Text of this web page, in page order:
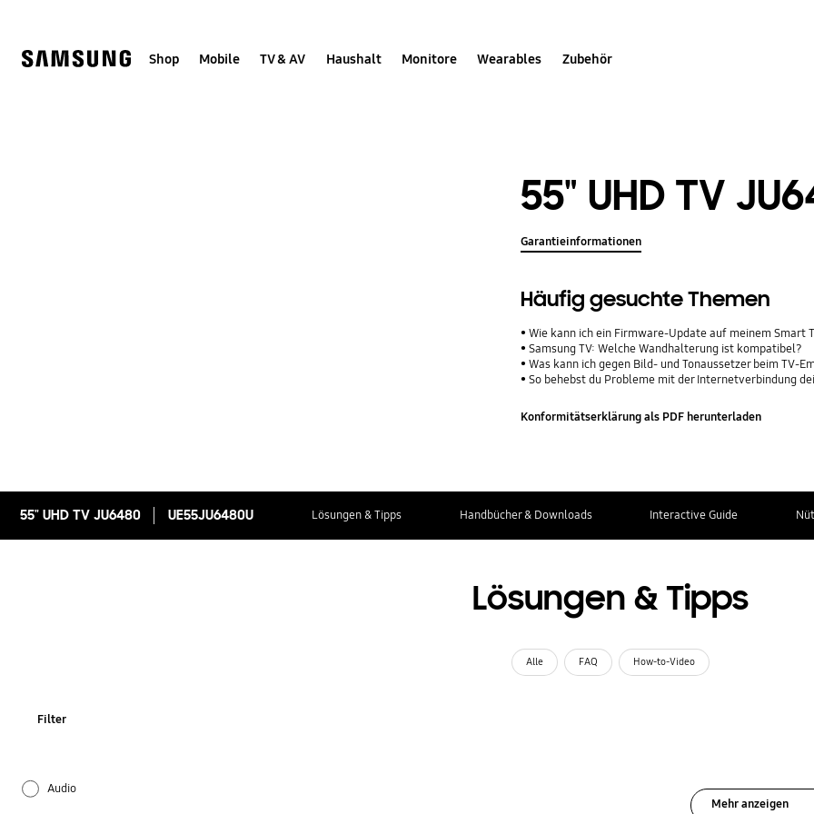
help
Shop Mobile TV & AV Haushalt Monitore Wearables Zubehör
55" UHD TV
Garantieinformationen
Häufig gesuchte Themen
Wie kann ich ein Firmware-Update auf meinem Smart
Samsung TV: Welche Wandhalterung ist kompatibel?
Was kann ich gegen Bild- und Tonaussetzer beim TV-
So behebst du Probleme mit der Internetverbindung
Konformitätserklärung als PDF herunterladen
55" UHD TV JU6480 UE55JU6480U Lösungen & Tipps Handbücher & Downloads Interactive Guide
Lösungen & Tipps
Alle FAQ How-to-Video
Filter
Audio
Mehr anzeigen